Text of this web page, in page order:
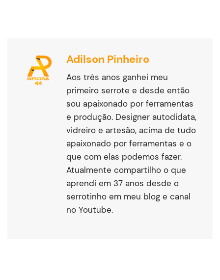
Adilson Pinheiro
Aos três anos ganhei meu
primeiro serrote e desde então
sou apaixonado por ferramentas
e produção. Designer autodidata,
vidreiro e artesão, acima de tudo
apaixonado por ferramentas e o
que com elas podemos fazer.
Atualmente compartilho o que
aprendi em 37 anos desde o
serrotinho em meu blog e canal
no Youtube.